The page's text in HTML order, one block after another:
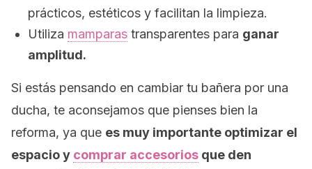
prácticos, estéticos y facilitan la limpieza.
Utiliza mamparas transparentes para ganar
amplitud.
Si estás pensando en cambiar tu bañera por una
ducha, te aconsejamos que pienses bien la
reforma, ya que es muy importante optimizar el
espacio y comprar accesorios que den